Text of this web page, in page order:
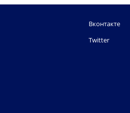
Вконтакте
Twitter